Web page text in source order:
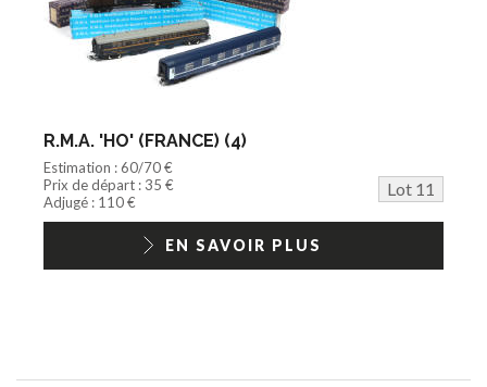
R.M.A. 'HO' (FRANCE) (4)
Estimation : 60/70 €
Prix de départ : 35 €
Lot 11
Adjugé : 110 €
EN SAVOIR PLUS